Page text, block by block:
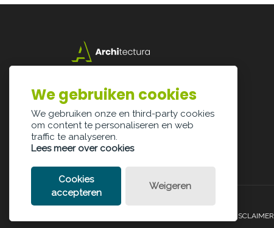
3500 Hasselt
info@architectura.be
LEGAL DISCLAIMER
We gebruiken cookies
We gebruiken onze en third-party cookies
om content te personaliseren en web
traffic te analyseren.
Lees meer over cookies
Cookies
accepteren
Weigeren